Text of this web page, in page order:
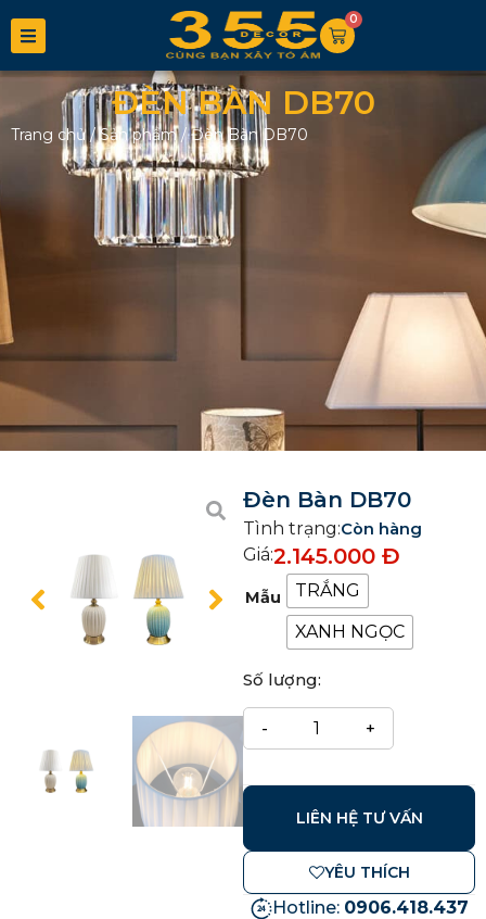
0
ĐÈN BÀN DB70
Trang chủ/Sản phẩm/Đèn Bàn DB70
Đèn Bàn DB70
Tình trạng:Còn hàng
Giá:2.145.000 Đ
Mẫu
TRẮNG
XANH NGỌC
Số lượng:
LIÊN HỆ TƯ VẤN
YÊU THÍCH
Hotline: 0906.418.437